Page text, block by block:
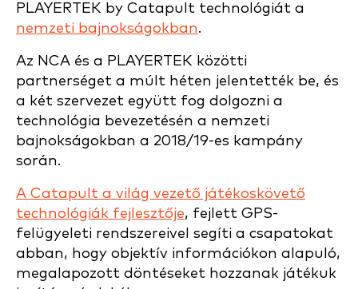
PLAYERTEK by Catapult technológiát a
nemzeti bajnokságokban.
Az NCA és a PLAYERTEK közötti
partnerséget a múlt héten jelentették be, és
a két szervezet együtt fog dolgozni a
technológia bevezetésén a nemzeti
bajnokságokban a 2018/19-es kampány
során.
A Catapult a világ vezető játékoskövető
technológiák fejlesztője, fejlett GPS-
felügyeleti rendszereivel segíti a csapatokat
abban, hogy objektív információkon alapuló,
megalapozott döntéseket hozzanak játékuk